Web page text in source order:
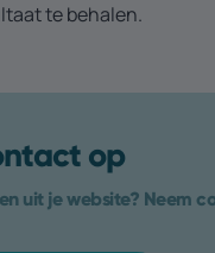
te behalen.
op
uit je website? Neem